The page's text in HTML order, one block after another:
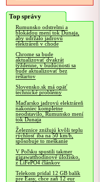
Top správy
Rumunsko odstrelmi a
blokádou mení tok Dunaja,
aby udržalo jadrovú
elektráreň v chode
Chrome sa bude
aktualizovať dvakrát
týždenne, v budúcnosti sa
bude aktualizovať bez
reštartov
Slovensko.sk má opäť
technické problémy
Maďarsko jadrovú elektráreň
nakoniec kompletne
neodstavilo, Rumunsko mení
tok Dunaja
Železnice znižujú kvôli teplu
rýchlosť iba na 50 km/h,
spôsobuje to meškanie
V Poľsku spustili takmer
gigawatthodinové úložisko,
z LiFePO4 článkov
Telekom pridal 12 GB balík
pre Easy, chce zaň 12 eur